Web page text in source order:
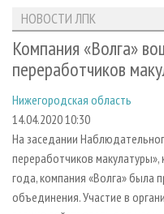
ЛЕСОЗАГОТОВКА
ЛЕСОПИЛЕНИЕ
СУШКА ДРЕВЕСИНЫ
ПРОИЗВОДСТВО
ДЕРЕВЯННОЕ
ПРОИЗВОДСТВО
НОВОСТИ ЛПК
НОВОСТИ ЖУРНАЛА
ПРОЕКТЫ ЛПИ
АНАЛИТИКА
ПРЕДПРИЯТИЯ ЛПК
ПЕРСОНЫ
МОБИЛЬНЫЕ ВЫСТАВКИ
ОФИЦИАЛЬНЫЕ
ПРИОРИТЕТНЫЕ
АРХИВ ЖУРНАЛОВ
О ЖУРНАЛЕ
КОНТАКТЫ
РЕКЛАМОДАТЕЛЯМ
РЕКЛАМА
РЕКЛАМА НА САЙТЕ
НОВОСТИ ЛПК
Компания «Волга»
переработчиков
Нижегородская область
14.04.2020 10:30
На заседании
переработчиков
года, компания «Волга» была
объединения. Участие в